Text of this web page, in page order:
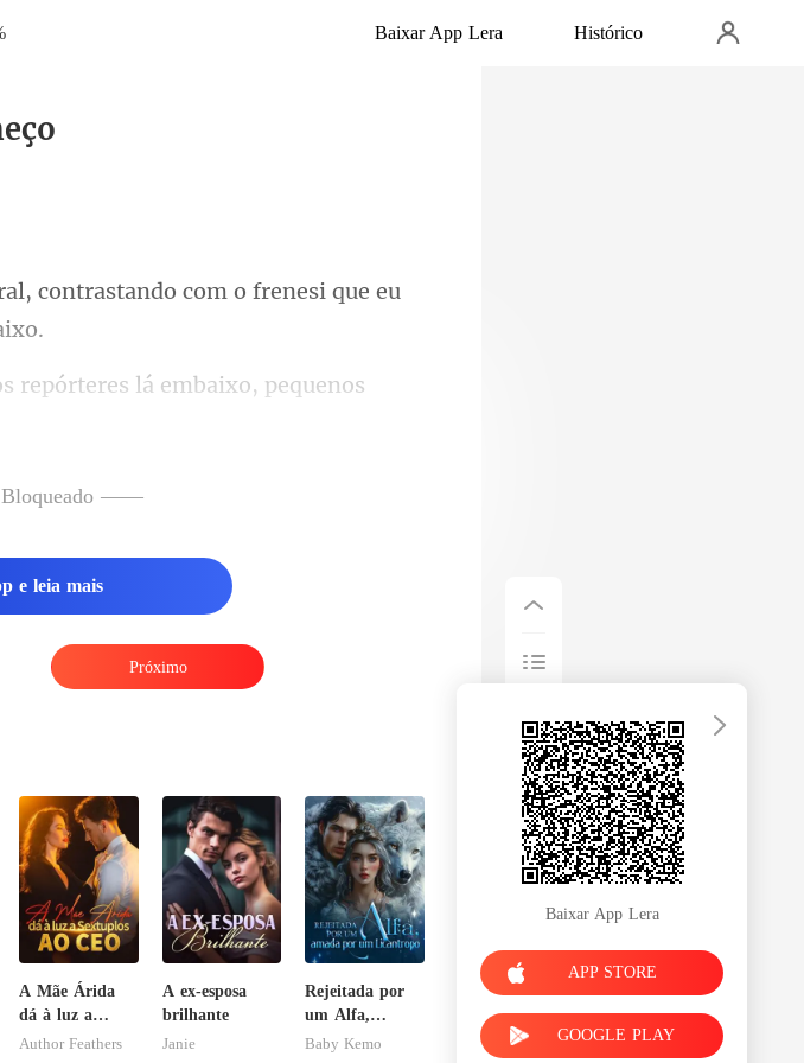
Baixar App Lera Histórico
al, contrastando com o frenesi que eu
s lá embaixo, pequenos
——
e leia mais
Próximo
A Mãe Árida
dá à luz a
Sextuplos ao
Author Feathers
A ex-esposa
brilhante
Janie
Rejeitada por
um Alfa,
amada por um
Baby Kemo
Baixar App Lera
APP STORE
GOOGLE PLAY